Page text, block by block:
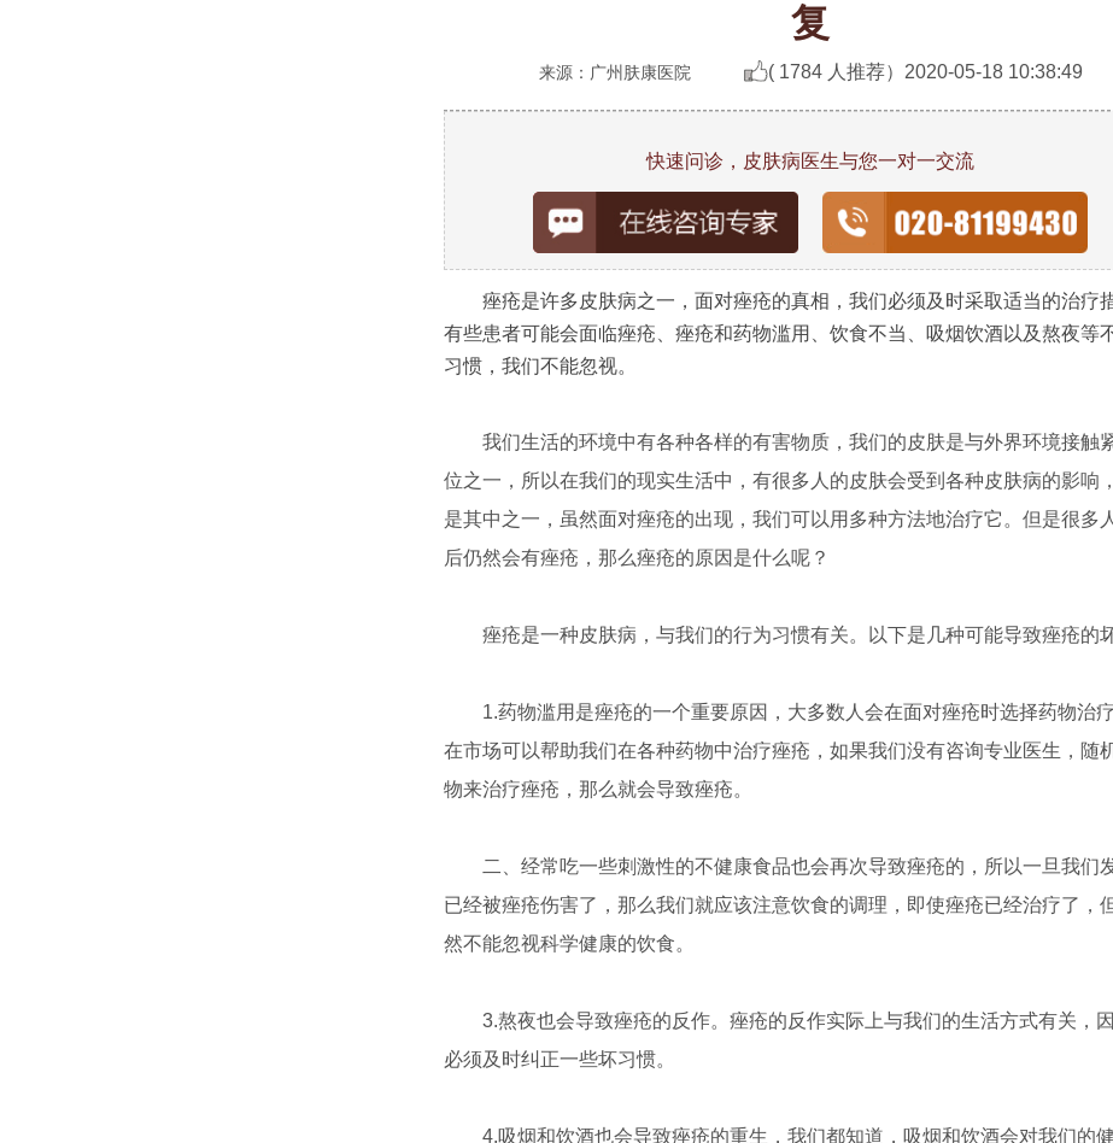
复
来源：广州肤康医院 ( 1784 人推荐） 2020-05-18 10:38:49
快速问诊，皮肤病医生与您一对一交流
痤疮是许多皮肤病之一，面对痤疮的真相，我们必须及时采取适当的治疗
有些患者可能会面临痤疮、痤疮和药物滥用、饮食不当、吸烟饮酒以及熬夜等
习惯，我们不能忽视。
我们生活的环境中有各种各样的有害物质，我们的皮肤是与外界环境接触
位之一，所以在我们的现实生活中，有很多人的皮肤会受到各种皮肤病的影响
是其中之一，虽然面对痤疮的出现，我们可以用多种方法地治疗它。但是很多
后仍然会有痤疮，那么痤疮的原因是什么呢？
痤疮是一种皮肤病，与我们的行为习惯有关。以下是几种可能导致痤疮的坏
1.药物滥用是痤疮的一个重要原因，大多数人会在面对痤疮时选择药物治
在市场可以帮助我们在各种药物中治疗痤疮，如果我们没有咨询专业医生，随
物来治疗痤疮，那么就会导致痤疮。
二、经常吃一些刺激性的不健康食品也会再次导致痤疮的，所以一旦我们
已经被痤疮伤害了，那么我们就应该注意饮食的调理，即使痤疮已经治疗了，
然不能忽视科学健康的饮食。
3.熬夜也会导致痤疮的反作。痤疮的反作实际上与我们的生活方式有关，
必须及时纠正一些坏习惯。
4.吸烟和饮酒也会导致痤疮的重生，我们都知道，吸烟和饮酒会对我们的